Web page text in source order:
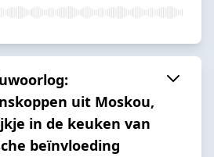
uit Moskou,
in de keuken van
beïnvloeding